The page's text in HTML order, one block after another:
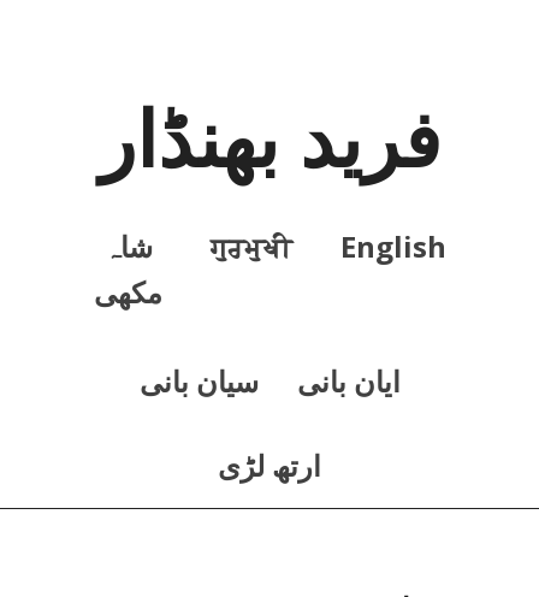
فرید بھنڈار
English
ਗੁਰਮੁਖੀ
شاہ
مکھی
ايان بانی سيان بانی
ارتھ لڑی